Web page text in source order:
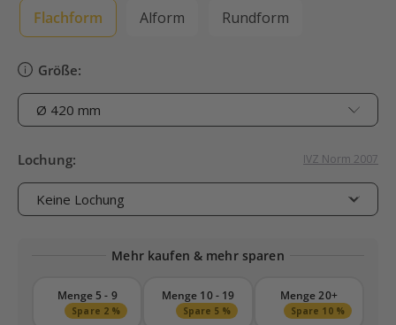
Flachform Alform Rundform
Größe:
Lochung: IVZ Norm 2007
Mehr kaufen & mehr sparen
Menge 5 - 9
Spare 2 %
Menge 10 - 19
Spare 5 %
Menge 20+
Spare 10 %